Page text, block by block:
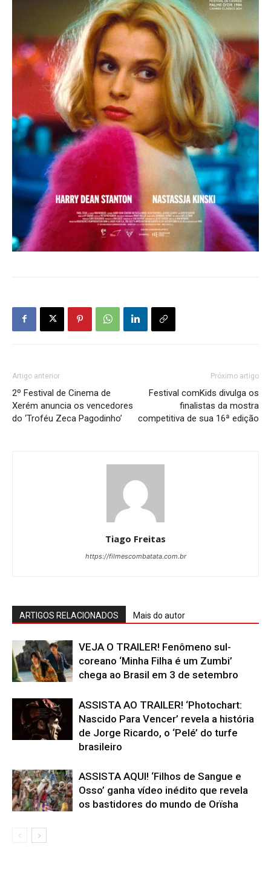
Artigo anterior
2º Festival de Cinema de
Xerém anuncia os vencedores
do ‘Troféu Zeca Pagodinho’
Próximo artigo
Festival comKids divulga os
finalistas da mostra
competitiva de sua 16ª edição
Tiago Freitas
https://filmescombatata.com.br
ARTIGOS RELACIONADOS Mais do autor
VEJA O TRAILER! Fenômeno sul-
coreano ‘Minha Filha é um Zumbi’
chega ao Brasil em 3 de setembro
ASSISTA AO TRAILER! ‘Photochart:
Nascido Para Vencer’ revela a história
de Jorge Ricardo, o ‘Pelé’ do turfe
brasileiro
ASSISTA AQUI! ‘Filhos de Sangue e
Osso’ ganha vídeo inédito que revela
os bastidores do mundo de Orïsha